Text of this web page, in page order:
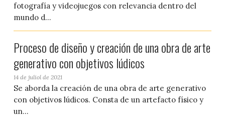
fotografía y videojuegos con relevancia dentro del
mundo d...
Proceso de diseño y creación de una obra de arte
generativo con objetivos lúdicos
14 de juliol de 2021
Se aborda la creación de una obra de arte generativo
con objetivos lúdicos. Consta de un artefacto físico y
un...